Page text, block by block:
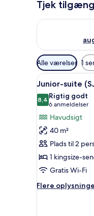
Tjek
Tjek
Tilgængelige
filtre
for
værelser
Alle værelser 1
Indlæs
alle
billeder
af
Junior-
suite
(SJMB-
GE)
6
Junior-suite
8,48,4 ud af 10
Rigtig godt
6 anmeldelser
(6
anmeldelser)
Havudsigt
40 m²
Plads til 2
1 kingsize-
Gratis Wi-Fi
Flere
Flere